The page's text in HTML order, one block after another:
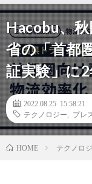
Hacobu、
省の「首都
証実験」に
2022.08.25 15:58:21
テクノロジー
プレ
HOME テクノロ